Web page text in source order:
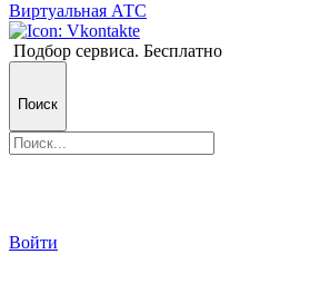
Виртуальная АТС
Подбор сервиса. Бесплатно
Поиск
Войти